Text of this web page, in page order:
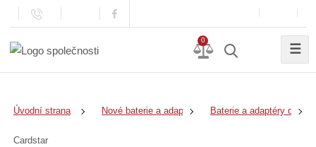
0
☰
Úvodní strana Nové baterie a adaptéry Baterie a adaptéry do
Cardstar